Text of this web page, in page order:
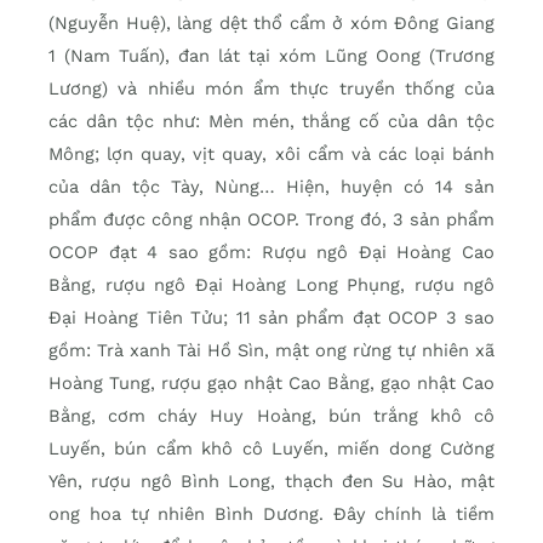
(Nguyễn Huệ), làng dệt thổ cẩm ở xóm Đông Giang
1 (Nam Tuấn), đan lát tại xóm Lũng Oong (Trương
Lương) và nhiều món ẩm thực truyền thống của
các dân tộc như: Mèn mén, thắng cố của dân tộc
Mông; lợn quay, vịt quay, xôi cẩm và các loại bánh
của dân tộc Tày, Nùng… Hiện, huyện có 14 sản
phẩm được công nhận OCOP. Trong đó, 3 sản phẩm
OCOP đạt 4 sao gồm: Rượu ngô Đại Hoàng Cao
Bằng, rượu ngô Đại Hoàng Long Phụng, rượu ngô
Đại Hoàng Tiên Tửu; 11 sản phẩm đạt OCOP 3 sao
gồm: Trà xanh Tài Hồ Sìn, mật ong rừng tự nhiên xã
Hoàng Tung, rượu gạo nhật Cao Bằng, gạo nhật Cao
Bằng, cơm cháy Huy Hoàng, bún trắng khô cô
Luyến, bún cẩm khô cô Luyến, miến dong Cường
Yên, rượu ngô Bình Long, thạch đen Su Hào, mật
ong hoa tự nhiên Bình Dương. Đây chính là tiềm